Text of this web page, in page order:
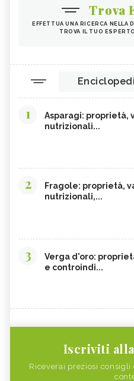
Trova
EFFETTUA UNA RICERCA NELLA
TROVA IL TUO
1
Asparagi: proprietà,
nutrizionali...
2
Fragole: proprietà,
nutrizionali,...
3
Verga d'oro:
e controindi...
Iscriviti
Riceverai preziosi